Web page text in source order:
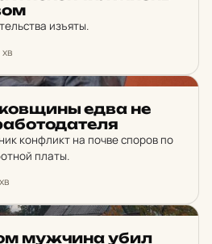
изъяты.
хв
едва не
конфликт на почве споров по
платы.
муж­чи­на убил